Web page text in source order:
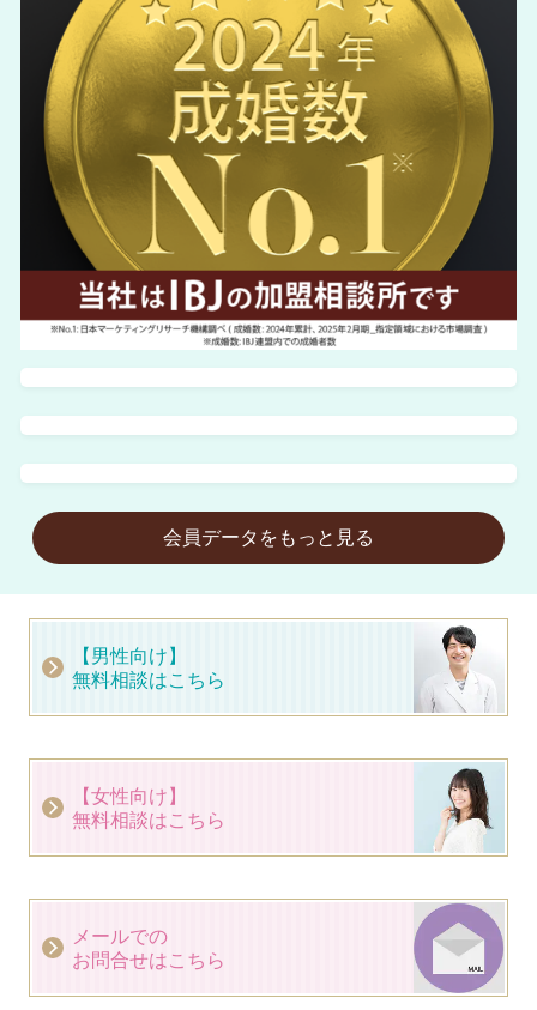
会員データをもっと見る
【男性向け】
無料相談はこちら
【女性向け】
無料相談はこちら
メールでの
お問合せはこちら